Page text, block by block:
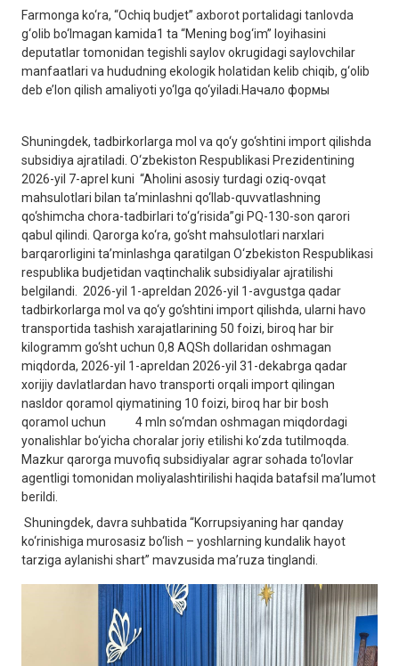
Farmonga ko‘ra, “Ochiq budjet” axborot portalidagi tanlovda
g‘olib bo‘lmagan kamida1 ta “Mening bog‘im” loyihasini
deputatlar tomonidan tegishli saylov okrugidagi saylovchilar
manfaatlari va hududning ekologik holatidan kelib chiqib, g‘olib
deb e’lon qilish amaliyoti yo‘lga qo‘yiladi.Начало формы
Shuningdek, tadbirkorlarga mol va qo‘y go‘shtini import qilishda
subsidiya ajratiladi. O‘zbekiston Respublikasi Prezidentining
2026-yil 7-aprel kuni “Aholini asosiy turdagi oziq-ovqat
mahsulotlari bilan ta’minlashni qo‘llab-quvvatlashning
qo‘shimcha chora-tadbirlari to‘g‘risida”gi PQ-130-son qarori
qabul qilindi. Qarorga ko‘ra, go‘sht mahsulotlari narxlari
barqarorligini ta’minlashga qaratilgan O‘zbekiston Respublikasi
respublika budjetidan vaqtinchalik subsidiyalar ajratilishi
belgilandi. 2026-yil 1-apreldan 2026-yil 1-avgustga qadar
tadbirkorlarga mol va qo‘y go‘shtini import qilishda, ularni havo
transportida tashish xarajatlarining 50 foizi, biroq har bir
kilogramm go‘sht uchun 0,8 AQSh dollaridan oshmagan
miqdorda, 2026-yil 1-apreldan 2026-yil 31-dekabrga qadar
xorijiy davlatlardan havo transporti orqali import qilingan
nasldor qoramol qiymatining 10 foizi, biroq har bir bosh
qoramol uchun 4 mln so‘mdan oshmagan miqdordagi
yonalishlar bo‘yicha choralar joriy etilishi ko‘zda tutilmoqda.
Mazkur qarorga muvofiq subsidiyalar agrar sohada to‘lovlar
agentligi tomonidan moliyalashtirilishi haqida batafsil ma’lumot
berildi.
Shuningdek, davra suhbatida “Korrupsiyaning har qanday
ko‘rinishiga murosasiz bo‘lish – yoshlarning kundalik hayot
tarziga aylanishi shart” mavzusida ma’ruza tinglandi.